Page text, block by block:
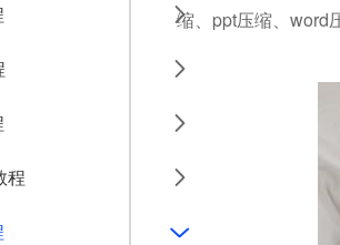
程
缩、ppt压缩、word